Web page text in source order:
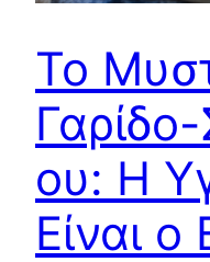
Το
ου: Η
Είναι ο